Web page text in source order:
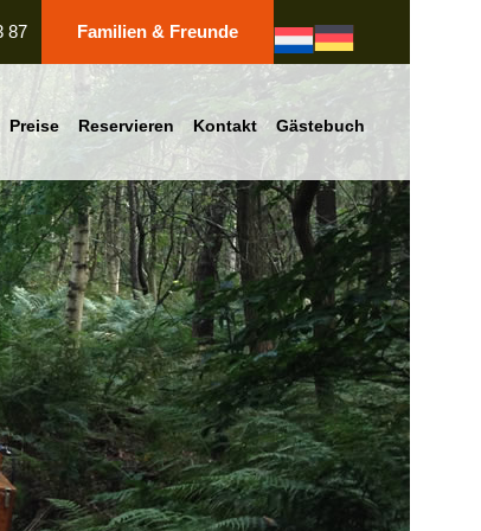
87 Familien & Freunde
Preise Reservieren Kontakt Gästebuch